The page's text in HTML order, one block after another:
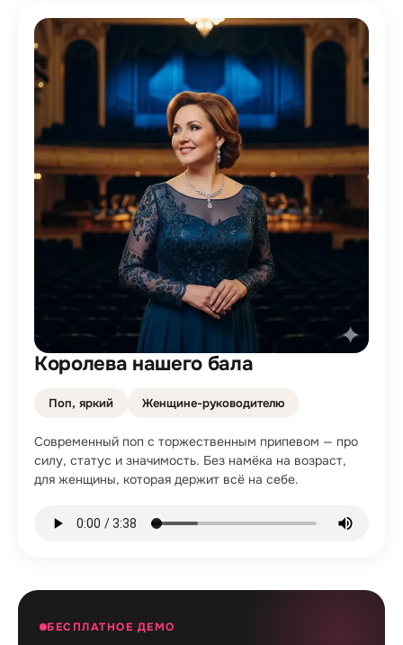
Королева нашего бала
Поп, яркий Женщине-руководителю
Современный поп с торжественным припевом — про
силу, статус и значимость. Без намёка на возраст,
для женщины, которая держит всё на себе.
БЕСПЛАТНОЕ ДЕМО